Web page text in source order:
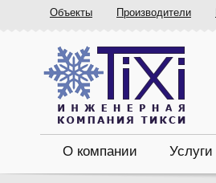
Объекты Производители
О компании Услуги